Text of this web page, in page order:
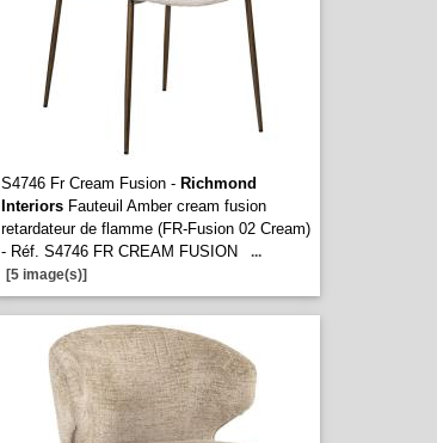
S4746 Fr Cream Fusion - Richmond
Interiors Fauteuil Amber cream fusion
retardateur de flamme (FR-Fusion 02 Cream)
- Réf. S4746 FR CREAM FUSION
...
[5 image(s)]